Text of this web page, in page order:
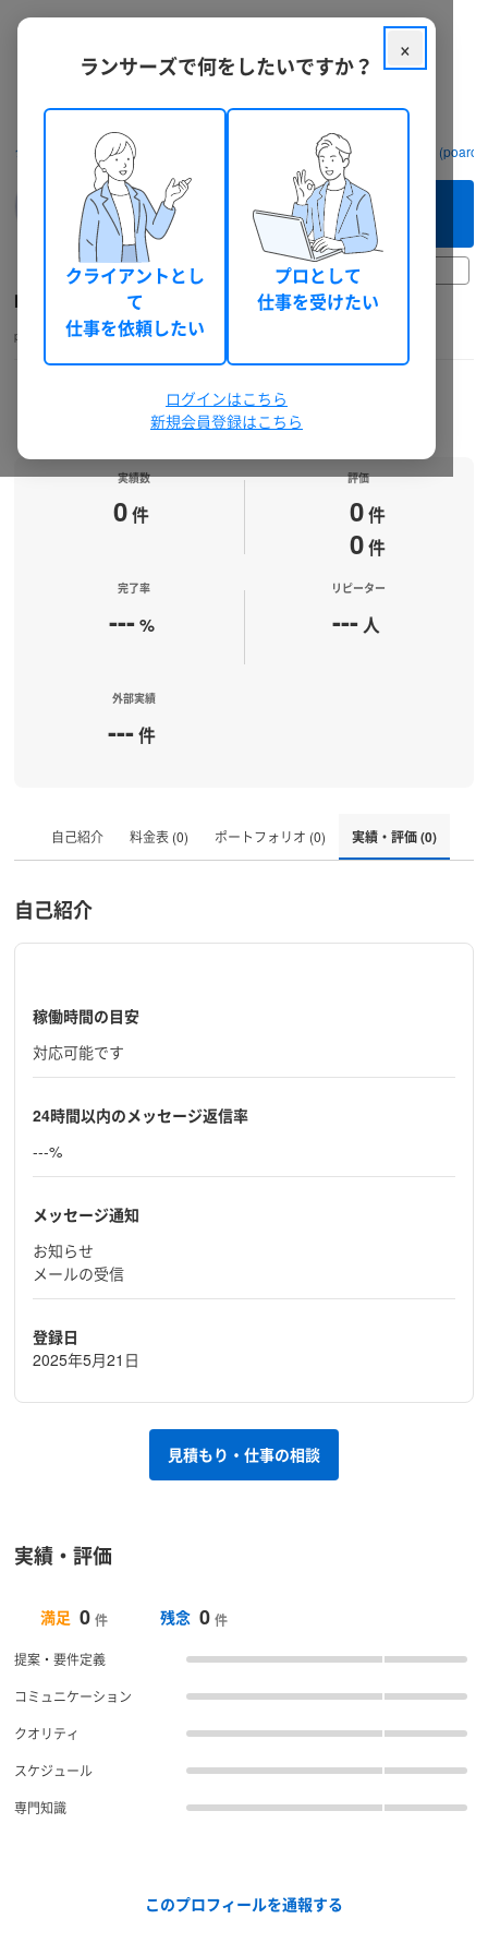
クラウドソーシング ランサーズ フリーランスを探す poaro1625
30日前以上
poaro1625
poaro1625 未選択 個人 総獲得報酬: 0 円
このフリーランスへ
まずは相談してみる（無料）
実績数
0件
評価
0件
0件
完了率
---%
リピーター
--- 人
外部実績
---件
自己紹介 料金表 (0) ポートフォリオ (0) 実績・評価 (0)
自己紹介
稼働時間の目安
対応可能です
24時間以内のメッセージ返信率
---%
メッセージ通知
お知らせ
メールの受信
登録日
2025年5月21日
見積もり・仕事の相談
実績・評価
満足 0 件 残念 0 件
提案・要件定義
コミュニケーション
クオリティ
スケジュール
専門知識
このプロフィールを通報する
×
ランサーズで何をしたいですか？
クライアントとし
て
仕事を依頼したい
プロとして
仕事を受けたい
ログインはこちら
新規会員登録はこちら